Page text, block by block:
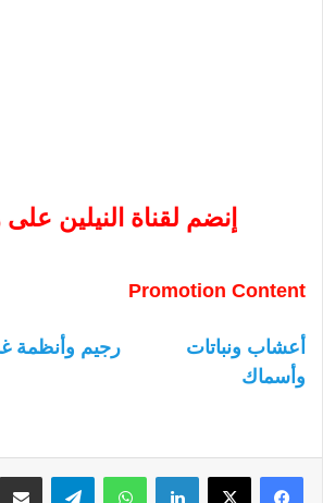
إنضم لقناة النيلين
Promotion Content
أعشاب ونباتات رجيم وأنظمة
وأسماك
لينكدإن واتساب